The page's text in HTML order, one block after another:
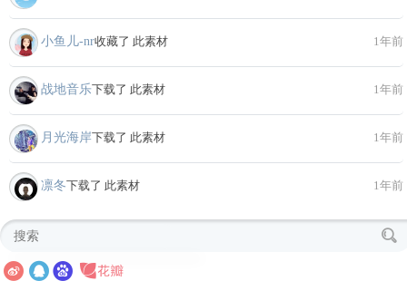
小鱼儿-nr收藏了 此素材 1年前
战地音乐下载了 此素材 1年前
月光海岸下载了 此素材 1年前
凛冬下载了 此素材 1年前